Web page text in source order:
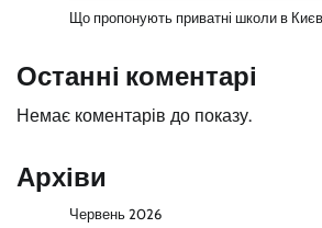
Що пропонують приватні школи в
Останні коментарі
Немає коментарів до показу.
Архіви
Червень 2026